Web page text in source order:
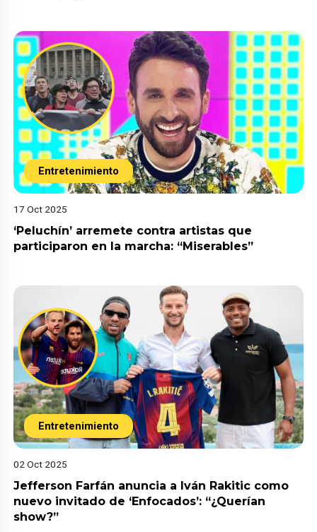
Entretenimiento
17 Oct 2025
‘Peluchín’ arremete contra artistas que
participaron en la marcha: “Miserables”
Entretenimiento
02 Oct 2025
Jefferson Farfán anuncia a Iván Rakitic como
nuevo invitado de ‘Enfocados’: “¿Querían
show?”